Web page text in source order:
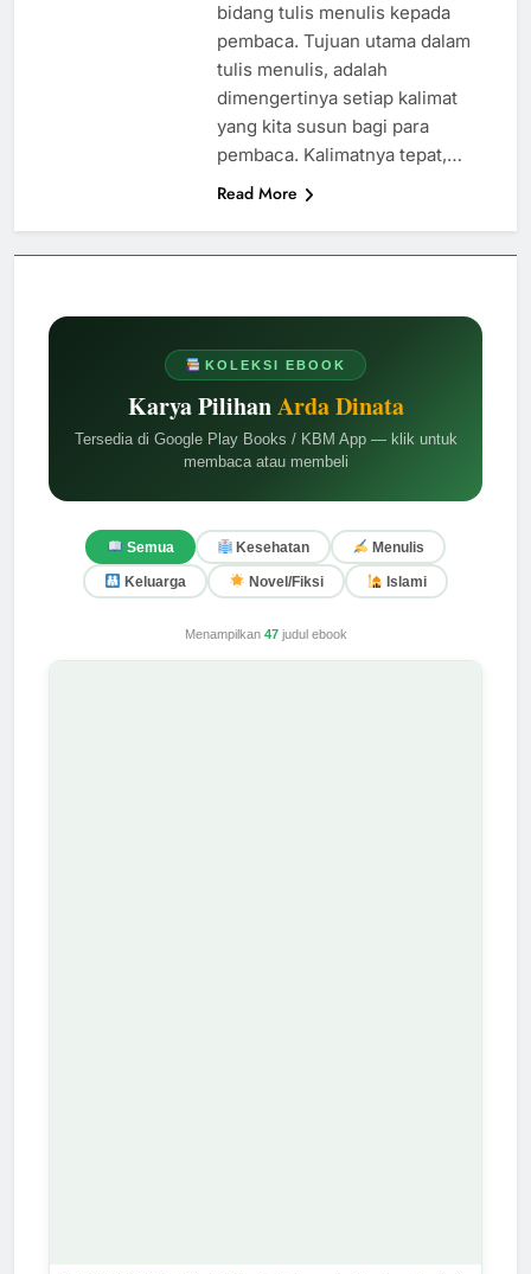
KOLEKSI EBOOK
Karya PilihanArda Dinata
Tersedia di Google Play Books / KBM App — klik untuk
membaca atau membeli
Semua Kesehatan Menulis
Keluarga Novel/Fiksi Islami
Menampilkan 47judul ebook
bidang tulis menulis kepada
pembaca. Tujuan utama dalam
tulis menulis, adalah
dimengertinya setiap kalimat
yang kita susun bagi para
pembaca. Kalimatnya tepat,…
Read More